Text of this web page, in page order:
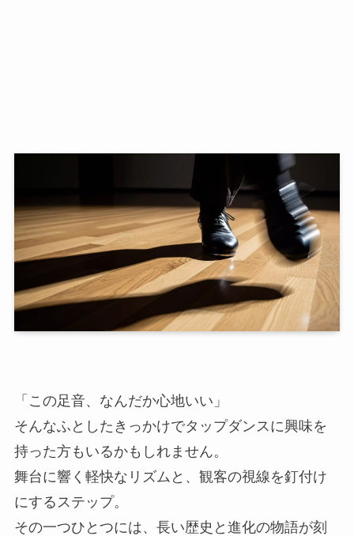
「この足音、なんだか心地いい」
そんなふとしたきっかけでタップダンスに興味を
持った方もいるかもしれません。
舞台に響く軽快なリズムと、観客の視線を釘付け
にするステップ。
その一つひとつには、長い歴史と進化の物語が刻